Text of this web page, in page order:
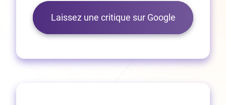
Laissez une critique sur Google(Ouvre